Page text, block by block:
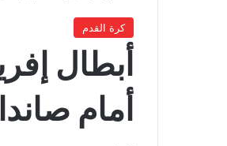
كرة القدم
أبطال
أمام